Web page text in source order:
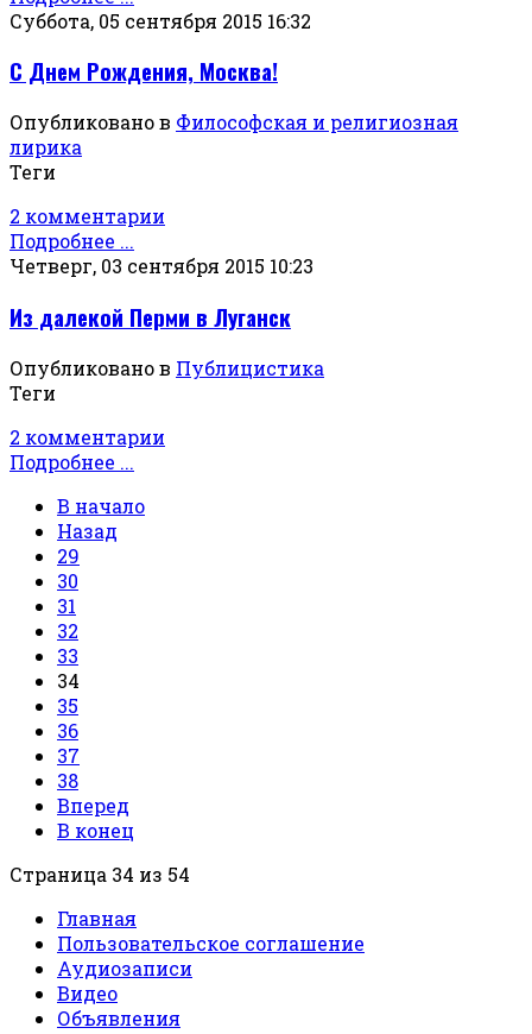
Суббота, 05 сентября 2015 16:32
С Днем Рождения, Москва!
Опубликовано в Философская и религиозная
лирика
Теги
2 комментарии
Подробнее ...
Четверг, 03 сентября 2015 10:23
Из далекой Перми в Луганск
Опубликовано в Публицистика
Теги
2 комментарии
Подробнее ...
В начало
Назад
29
30
31
32
33
34
35
36
37
38
Вперед
В конец
Страница 34 из 54
Главная
Пользовательское соглашение
Аудиозаписи
Видео
Объявления